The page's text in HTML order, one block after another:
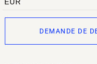
DEMANDE DE